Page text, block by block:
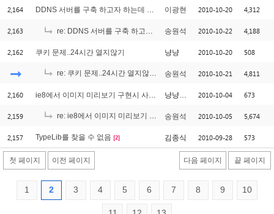
2,164 DDNS 서버를 구축 하고자 하는데 어떻게 하면 되는지 도움을 받고자 글 올립니다. 이광현 2010-10-20 4,312
2,163 re: DDNS 서버를 구축 하고자 하는데 어떻게 하면 되는지 도움을 받고자 글 올립니다. 송원석 2010-10-22 4,188
2,162 쿠키 문제..24시간 열지않기 냥냥 2010-10-20 508
re: 쿠키 문제..24시간 열지않기 송원석 2010-10-21 4,811
2,160 ie8에서 이미지 미리보기 구현시 사이즈 알아내기 냥냥쿠쿠 2010-10-04 673
2,159 re: ie8에서 이미지 미리보기 구현시 사이즈 알아내기 [1]
송원석 2010-10-05 5,674
2,157 TypeLib를 찾을 수 없음 [2] 김종식 2010-09-28 573
첫 페이지 이전 페이지 다음 페이지 끝 페이지
1 2 3 4 5 6 7 8 9 10